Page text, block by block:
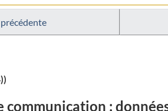
:
Code
précédente
communication :